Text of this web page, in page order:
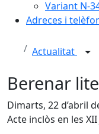
Variant N-
Adreces i
Actualitat
Berenar
Dimarts, 22 d’abril
Acte inclòs en les